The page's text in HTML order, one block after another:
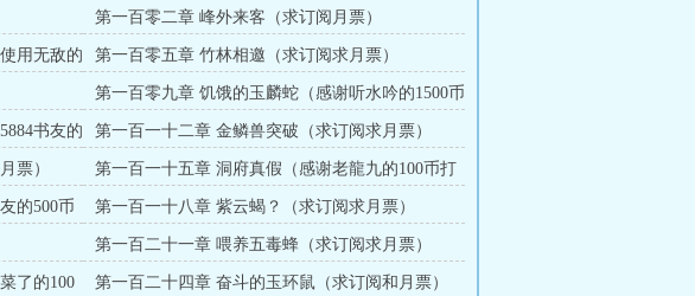
第一百零二章 峰外来客（求订阅月票）
用无敌的
第一百零五章 竹林相邀（求订阅求月票）
第一百零九章 饥饿的玉麟蛇（感谢听水吟的1500币
打赏）
书友的
第一百一十二章 金鳞兽突破（求订阅求月票）
票）
第一百一十五章 洞府真假（感谢老龍九的100币打
赏）
的500币
第一百一十八章 紫云蝎？（求订阅求月票）
第一百二十一章 喂养五毒蜂（求订阅求月票）
了的100
第一百二十四章 奋斗的玉环鼠（求订阅和月票）